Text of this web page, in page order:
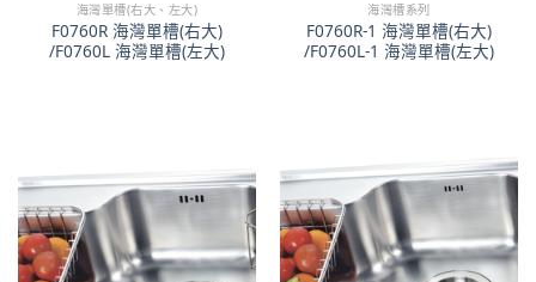
海灣單槽(右大、左大)
F0760R 海灣單槽(右大)
/F0760L 海灣單槽(左大)
海灣槽系列
F0760R-1 海灣單槽(右大)
/F0760L-1 海灣單槽(左大)